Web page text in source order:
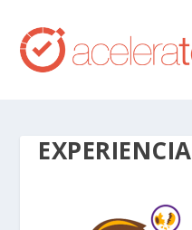
EXPERIENCIA